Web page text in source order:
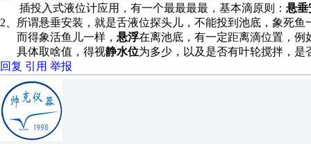
插投入式液位计应用，有一个最最最最，基本滴原则： 悬垂
2、所谓悬垂安装，就是舌液位探头儿，不能投到池底，象死鱼
而得象活鱼儿一样， 悬浮在离池底，有一定距离滴位置，例
具体取啥值，得视静水位为多少，以及是否有叶轮搅拌，
回复 引用 举报